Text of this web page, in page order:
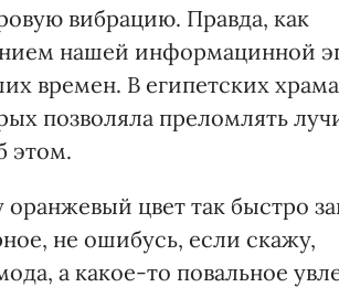
вибрацию. Правда, как
нашей информацинной
времен. В египетских
позволяла преломлять
этом.
цвет так быстро
не ошибусь, если скажу,
а какое-то повальное